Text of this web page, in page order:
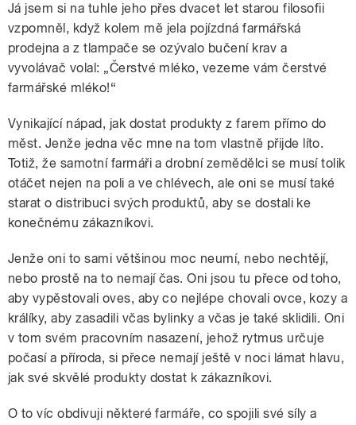
Já jsem si na tuhle jeho přes dvacet let starou filosofii
vzpomněl, když kolem mě jela pojízdná farmářská
prodejna a z tlampače se ozývalo bučení krav a
vyvolávač volal: „Čerstvé mléko, vezeme vám čerstvé
farmářské mléko!“
Vynikající nápad, jak dostat produkty z farem přímo do
měst. Jenže jedna věc mne na tom vlastně přijde líto.
Totiž, že samotní farmáři a drobní zemědělci se musí tolik
otáčet nejen na poli a ve chlévech, ale oni se musí také
starat o distribuci svých produktů, aby se dostali ke
konečnému zákazníkovi.
Jenže oni to sami většinou moc neumí, nebo nechtějí,
nebo prostě na to nemají čas. Oni jsou tu přece od toho,
aby vypěstovali oves, aby co nejlépe chovali ovce, kozy a
králíky, aby zasadili včas bylinky a včas je také sklidili. Oni
v tom svém pracovním nasazení, jehož rytmus určuje
počasí a příroda, si přece nemají ještě v noci lámat hlavu,
jak své skvělé produkty dostat k zákazníkovi.
O to víc obdivuji některé farmáře, co spojili své síly a